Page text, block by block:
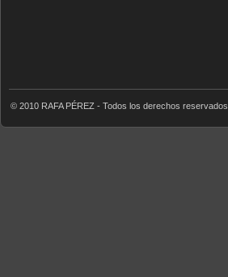
© 2010 RAFA PÉREZ - Todos los derechos reservados